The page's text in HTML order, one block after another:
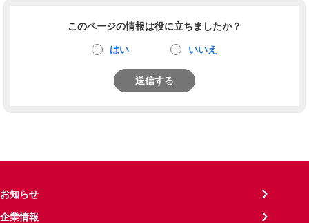
このページの情報は役に立ちましたか？
はい いいえ
送信する
お知らせ
企業情報